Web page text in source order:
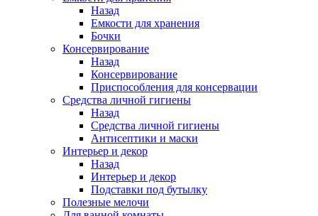
Назад
Емкости для хранения
Бочки
Консервирование
Назад
Консервирование
Приспособления для консервации
Средства личной гигиены
Назад
Средства личной гигиены
Антисептики и маски
Интерьер и декор
Назад
Интерьер и декор
Подставки под бутылку
Полезные мелочи